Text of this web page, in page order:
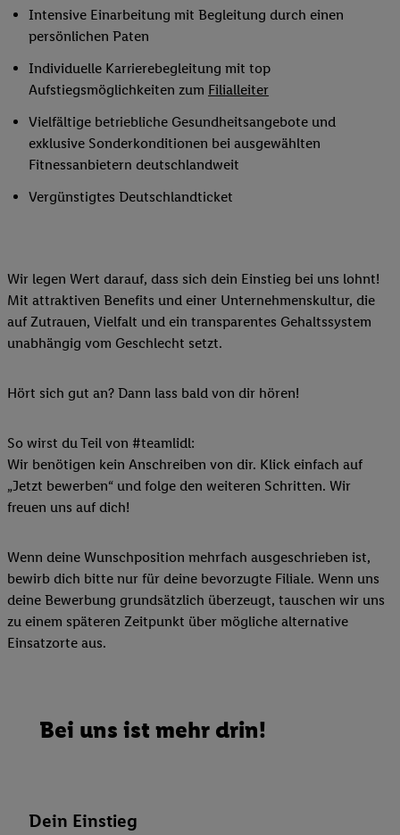
Intensive Einarbeitung mit Begleitung durch einen
persönlichen Paten
Individuelle Karrierebegleitung mit top
Aufstiegsmöglichkeiten zum Filialleiter
Vielfältige betriebliche Gesundheitsangebote und
exklusive Sonderkonditionen bei ausgewählten
Fitnessanbietern deutschlandweit
Vergünstigtes Deutschlandticket
Wir legen Wert darauf, dass sich dein Einstieg bei uns lohnt!
Mit attraktiven Benefits und einer Unternehmenskultur, die
auf Zutrauen, Vielfalt und ein transparentes Gehaltssystem
unabhängig vom Geschlecht setzt.
Hört sich gut an? Dann lass bald von dir hören!
So wirst du Teil von #teamlidl:
Wir benötigen kein Anschreiben von dir. Klick einfach auf
„Jetzt bewerben“ und folge den weiteren Schritten. Wir
freuen uns auf dich!
Wenn deine Wunschposition mehrfach ausgeschrieben ist,
bewirb dich bitte nur für deine bevorzugte Filiale. Wenn uns
deine Bewerbung grundsätzlich überzeugt, tauschen wir uns
zu einem späteren Zeitpunkt über mögliche alternative
Einsatzorte aus.
Bei uns ist mehr drin!
Dein Einstieg